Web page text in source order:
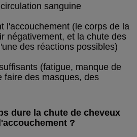
sanguine
l'accouchement (le corps de la
négativement, et la chute des
des réactions possibles)
(fatigue, manque de
faire des masques, des
dure la chute de cheveux
?